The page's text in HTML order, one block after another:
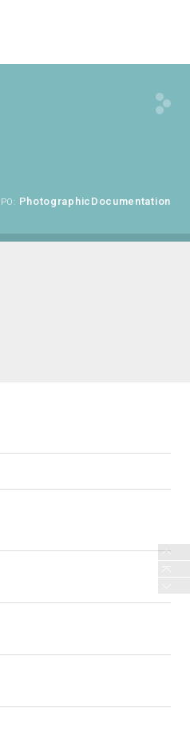
PhotographicDocumentation